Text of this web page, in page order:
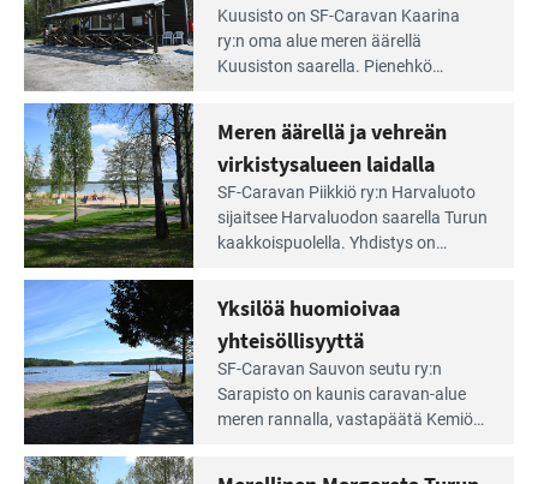
arjesta
mahdollisuudet.
Lue
Leirintäoppaan
artikkeli:
Aivan
Saariston
Rengastien
portilla
Kuusisto on SF-Caravan Kaarina
ry:n oma alue meren äärellä
Kuusiston saarella. Pie­nehkö
rauhallinen ja silmiinpistävän siisti.
Lue
Leirintäoppaan
artikkeli:
Meren
äärellä
ja
vehreän
virkistysalueen
laidalla
Meren äärellä ja vehreän
virkistysalueen laidalla
SF-Caravan Piikkiö ry:n Harvaluoto
sijait­see Harvaluodon saarella Turun
kaakkois­puolella. Yhdistys on
kunnan viiden hehtaarin
Lue
Leirintäoppaan
artikkeli:
Yksilöä
huomioivaa
Yksilöä huomioivaa
yhteisöllisyyttä
SF-Caravan Sauvon seutu ry:n
Sarapisto on kaunis caravan-alue
meren rannalla, vasta­päätä Kemiön
varustettua caravan-paik­kaa sekä